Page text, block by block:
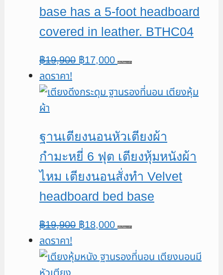
base has a 5-foot headboard
covered in leather. BTHC04
฿19,900 Original
was:
฿17,000Current
is:
หยิบใส่ตะกร้า
ลดราคา!
ฐานเตียงนอนหัวเตียงผ้า
กำมะหยี่ 6 ฟุต เตียงหุ้มหนังผ้า
ไหม เตียงนอนสั่งทำ Velvet
headboard bed base
฿19,900 Original
was:
฿18,000Current
is:
หยิบใส่ตะกร้า
ลดราคา!